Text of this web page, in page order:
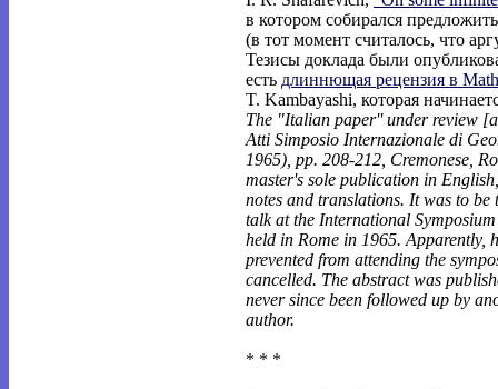
в котором собирался
(в тот момент считалось, что
Тезисы доклада были
есть длиннющая рецензия в
T. Kambayashi, которая
The "Italian paper'' under review
Atti Simposio Internazionale di
1965), pp. 208-212, Cremonese,
master's sole publication in
notes and translations. It was to be
talk at the International
held in Rome in 1965. Apparently,
prevented from attending the
cancelled. The abstract was
never since been followed up by
author.
* * *